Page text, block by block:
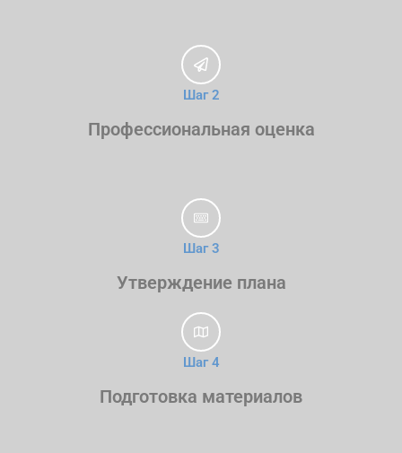
Шаг 2
Профессиональная оценка
Шаг 3
Утверждение плана
Шаг 4
Подготовка материалов